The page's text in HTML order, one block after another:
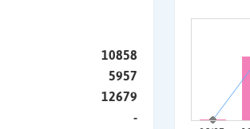
10858
5957
12679
-